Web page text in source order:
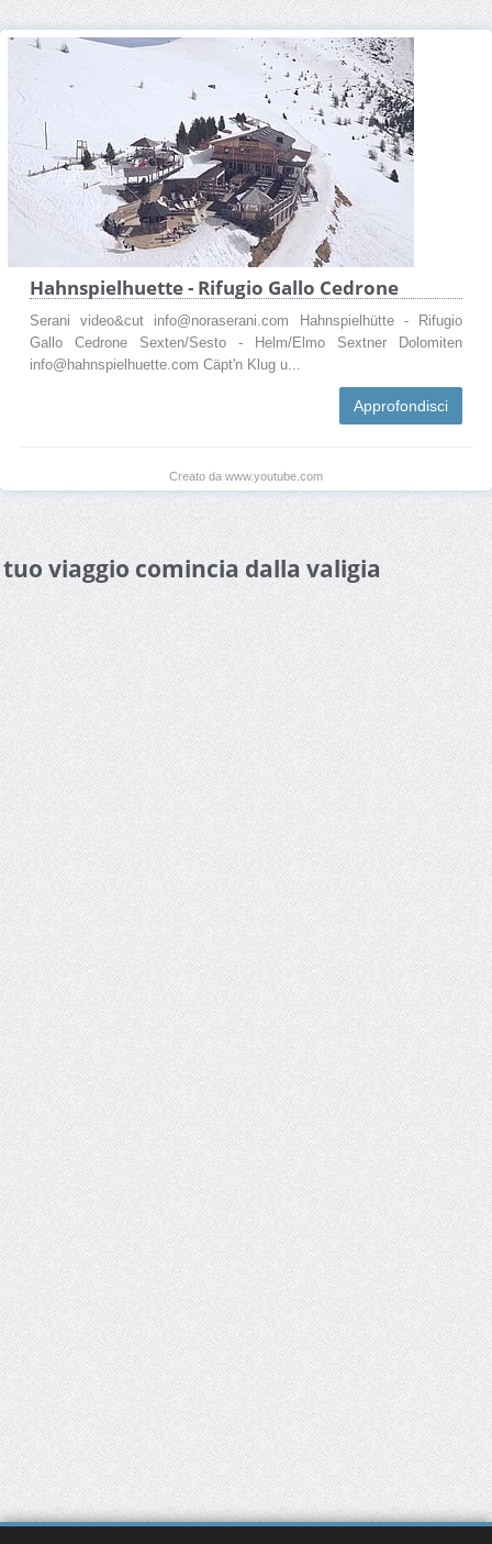
Hahnspielhuette - Rifugio Gallo Cedrone
Serani video&cut info@noraserani.com Hahnspielhütte - Rifugio
Gallo Cedrone Sexten/Sesto - Helm/Elmo Sextner Dolomiten
info@hahnspielhuette.com Cäpt'n Klug u...
Approfondisci
Creato da www.youtube.com
viaggio comincia dalla valigia